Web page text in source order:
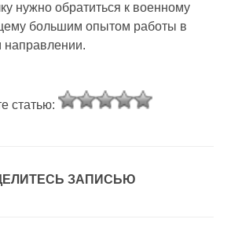
нужно обратиться к военному
большим опытом работы в
направлении.
статью:
ЗАПИСЬЮ